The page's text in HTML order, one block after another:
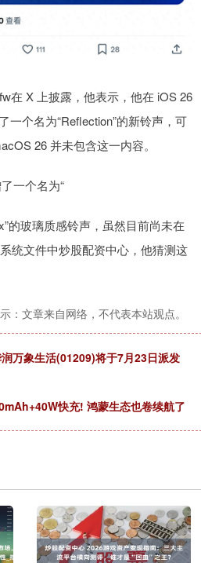
在 X 上披露，他表示，他在 iOS 26
一个名为“Reflection”的新铃声，可
26 并未包含这一内容。
一个名为“
的玻璃质感铃声，虽然目前尚未在
统文件中炒股配资中心，他猜测这
：文章来自网络，不代表本站观点。
万象生活(01209)将于7月23日派发
快充! 鸿蒙生态也卷续航了